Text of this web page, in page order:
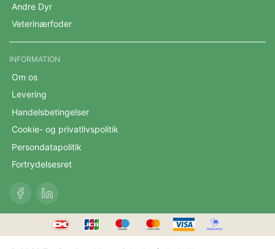
Andre Dyr
Veterinærfoder
INFORMATION
Om os
Levering
Handelsbetingelser
Cookie- og privatlivspolitik
Persondatapolitik
Fortrydelsesret